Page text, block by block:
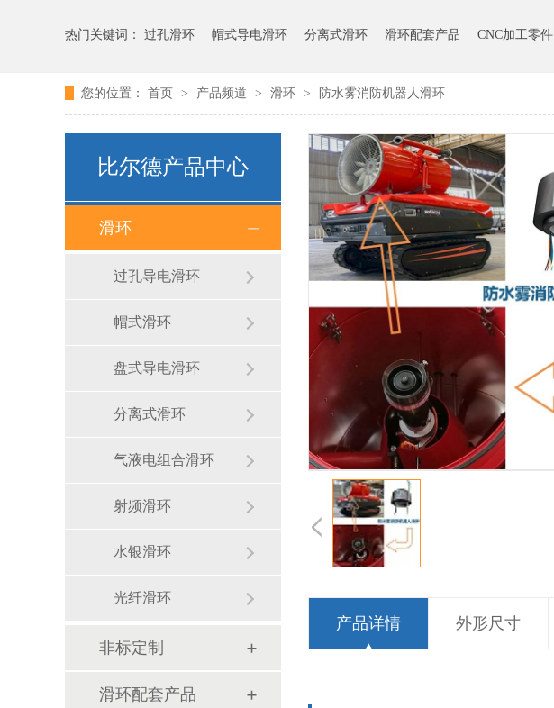
热门关键词： 过孔滑环 帽式导电滑环 分离式滑环 滑环配套产品 CNC加工零件
您的位置： 首页 > 产品频道 > 滑环 > 防水雾消防机器人滑环
比尔德产品中心
滑环
过孔导电滑环
帽式滑环
盘式导电滑环
分离式滑环
气液电组合滑环
射频滑环
水银滑环
光纤滑环
非标定制
滑环配套产品
产品详情 外形尺寸